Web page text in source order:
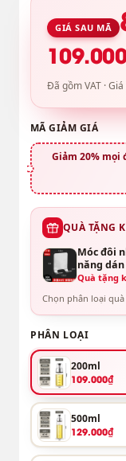
GIÁ SAU MÃ
Đã gồm VAT ·
MÃ GIẢM GIÁ
Giảm 20% mọi
QUÀ TẶNG
Móc đôi
năng
Quà tặng
Chọn phân loại
PHÂN LOẠI
200ml
109.000₫
500ml
129.000₫